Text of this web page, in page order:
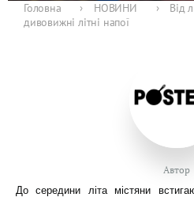
Головна › НОВИНИ ›
Від
дивовижні літні напої
Автор
До середини літа містяни